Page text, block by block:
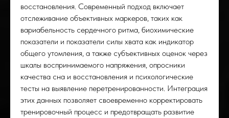
восстановления. Современный подход включает
отслеживание объективных маркеров, таких как
вариабельность сердечного ритма, биохимические
показатели и показатели силы хвата как индикатор
общего утомления, а также субъективных оценок через
шкалы воспринимаемого напряжения, опросники
качества сна и восстановления и психологические
тесты на выявление перетренированности. Интеграция
этих данных позволяет своевременно корректировать
тренировочный процесс и предотвращать развитие